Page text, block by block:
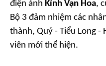
điện ảnh Kính Vạn Hoa,
Bộ 3 đảm nhiệm các
thành, Quý - Tiểu Long -
viên mới thể hiện.